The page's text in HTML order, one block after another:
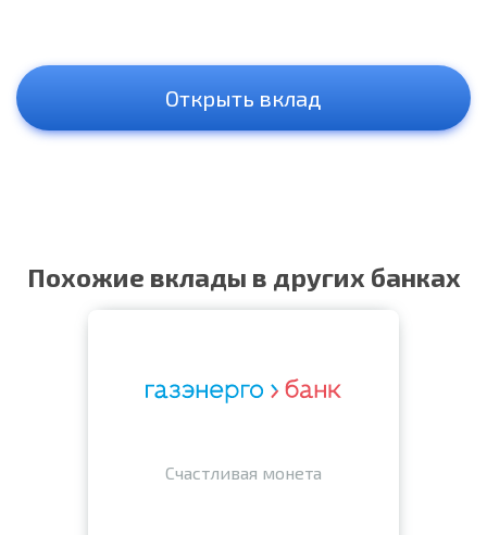
Открыть вклад
Похожие вклады в других банках
Счастливая монета